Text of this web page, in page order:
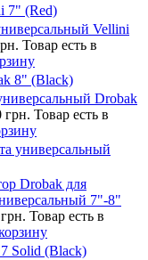
7" (Red)
Vellini
Товар есть в
8" (Black)
Drobak
грн. Товар есть в
универсальный
Drobak для
7"-8"
Товар есть в
Solid (Black)